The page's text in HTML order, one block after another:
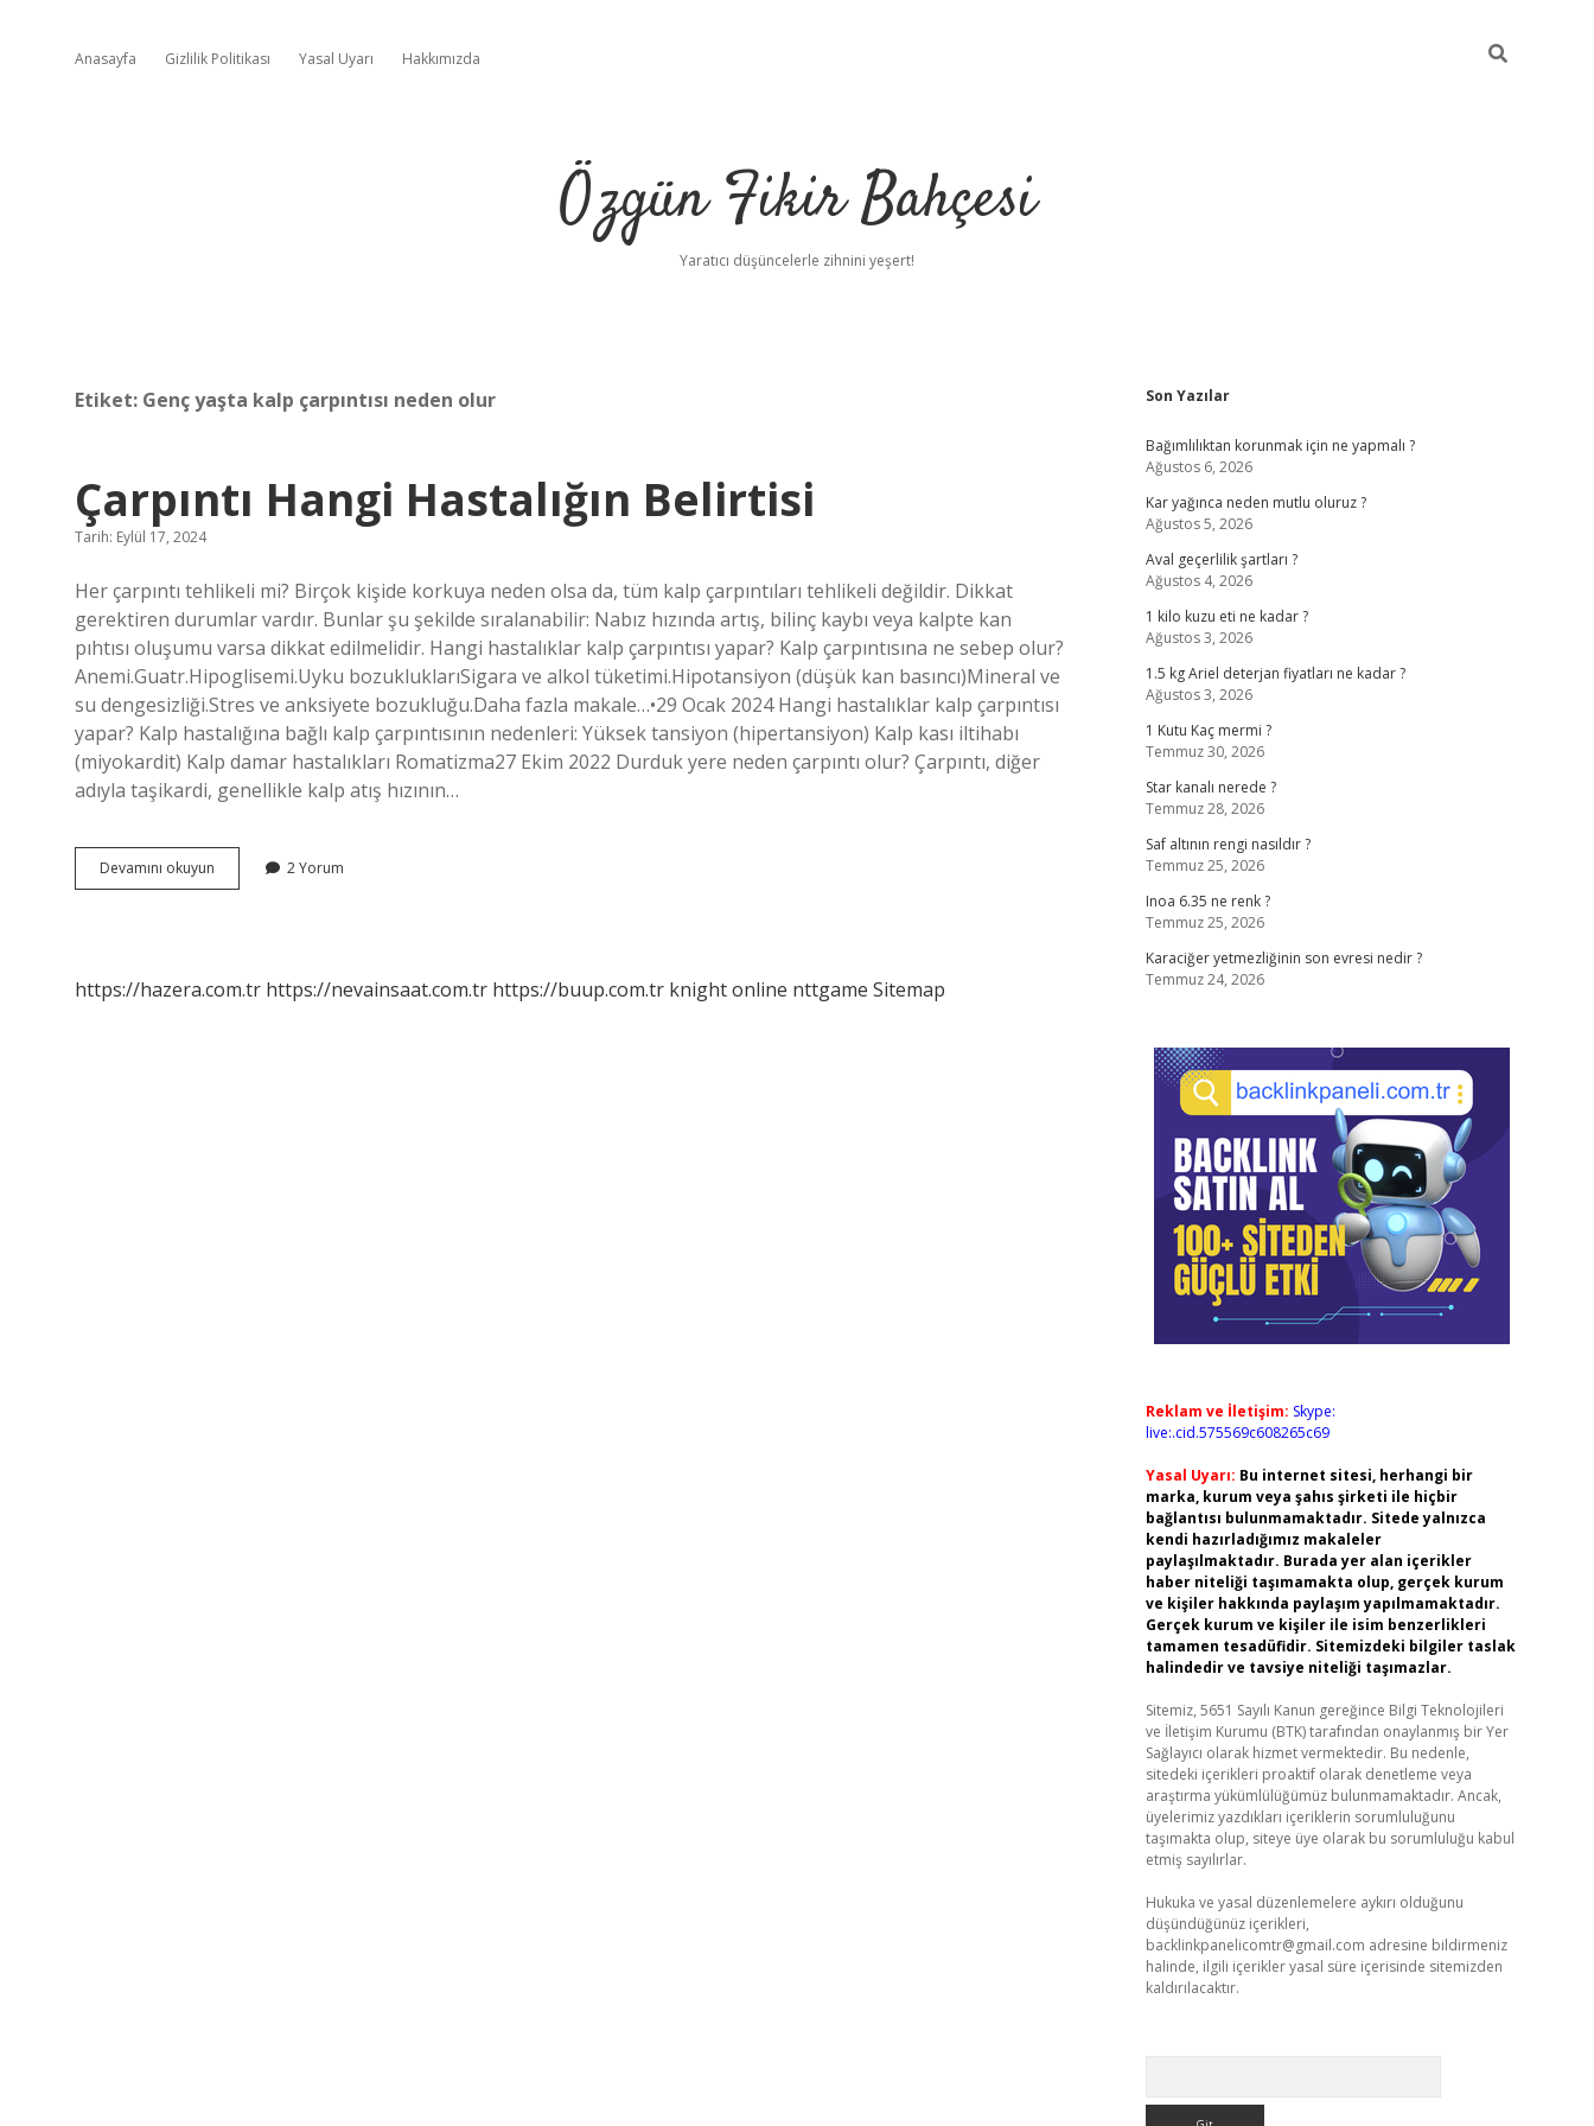
Anasayfa Gizlilik Politikası Yasal Uyarı Hakkımızda
Özgün Fikir Bahçesi
Yaratıcı düşüncelerle zihnini yeşert!
Etiket: Genç yaşta kalp çarpıntısı neden olur
Çarpıntı Hangi Hastalığın Belirtisi
Tarih: Eylül 17, 2024
Her çarpıntı tehlikeli mi? Birçok kişide korkuya neden olsa da, tüm kalp çarpıntıları tehlikeli değildir. Dikkat
gerektiren durumlar vardır. Bunlar şu şekilde sıralanabilir: Nabız hızında artış, bilinç kaybı veya kalpte kan
pıhtısı oluşumu varsa dikkat edilmelidir. Hangi hastalıklar kalp çarpıntısı yapar? Kalp çarpıntısına ne sebep olur?
Anemi.Guatr.Hipoglisemi.Uyku bozukluklarıSigara ve alkol tüketimi.Hipotansiyon (düşük kan basıncı)Mineral ve
su dengesizliği.Stres ve anksiyete bozukluğu.Daha fazla makale…•29 Ocak 2024 Hangi hastalıklar kalp çarpıntısı
yapar? Kalp hastalığına bağlı kalp çarpıntısının nedenleri: Yüksek tansiyon (hipertansiyon) Kalp kası iltihabı
(miyokardit) Kalp damar hastalıkları Romatizma27 Ekim 2022 Durduk yere neden çarpıntı olur? Çarpıntı, diğer
adıyla taşikardi, genellikle kalp atış hızının…
Devamını okuyun Çarpıntı
Hangi
2 Yorum
https://hazera.com.tr https://nevainsaat.com.tr https://buup.com.tr knight online nttgame Sitemap
Sidebar
Son Yazılar
Bağımlılıktan korunmak için ne yapmalı ?
Ağustos 6, 2026
Kar yağınca neden mutlu oluruz ?
Ağustos 5, 2026
Aval geçerlilik şartları ?
Ağustos 4, 2026
1 kilo kuzu eti ne kadar ?
Ağustos 3, 2026
1.5 kg Ariel deterjan fiyatları ne kadar ?
Ağustos 3, 2026
1 Kutu Kaç mermi ?
Temmuz 30, 2026
Star kanalı nerede ?
Temmuz 28, 2026
Saf altının rengi nasıldır ?
Temmuz 25, 2026
Inoa 6.35 ne renk ?
Temmuz 25, 2026
Karaciğer yetmezliğinin son evresi nedir ?
Temmuz 24, 2026
Reklam ve İletişim: Skype:
live:.cid.575569c608265c69
Yasal Uyarı: Bu internet sitesi, herhangi bir
marka, kurum veya şahıs şirketi ile hiçbir
bağlantısı bulunmamaktadır. Sitede yalnızca
kendi hazırladığımız makaleler
paylaşılmaktadır. Burada yer alan içerikler
haber niteliği taşımamakta olup, gerçek kurum
ve kişiler hakkında paylaşım yapılmamaktadır.
Gerçek kurum ve kişiler ile isim benzerlikleri
tamamen tesadüfidir. Sitemizdeki bilgiler taslak
halindedir ve tavsiye niteliği taşımazlar.
Sitemiz, 5651 Sayılı Kanun gereğince Bilgi Teknolojileri
ve İletişim Kurumu (BTK) tarafından onaylanmış bir Yer
Sağlayıcı olarak hizmet vermektedir. Bu nedenle,
sitedeki içerikleri proaktif olarak denetleme veya
araştırma yükümlülüğümüz bulunmamaktadır. Ancak,
üyelerimiz yazdıkları içeriklerin sorumluluğunu
taşımakta olup, siteye üye olarak bu sorumluluğu kabul
etmiş sayılırlar.
Hukuka ve yasal düzenlemelere aykırı olduğunu
düşündüğünüz içerikleri,
backlinkpanelicomtr@gmail.com adresine bildirmeniz
halinde, ilgili içerikler yasal süre içerisinde sitemizden
kaldırılacaktır.